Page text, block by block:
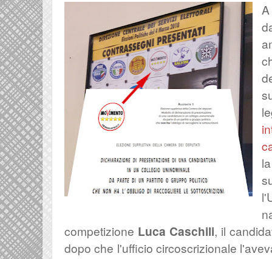
competizione Luca Caschili, il
dopo che l'ufficio circoscrizionale